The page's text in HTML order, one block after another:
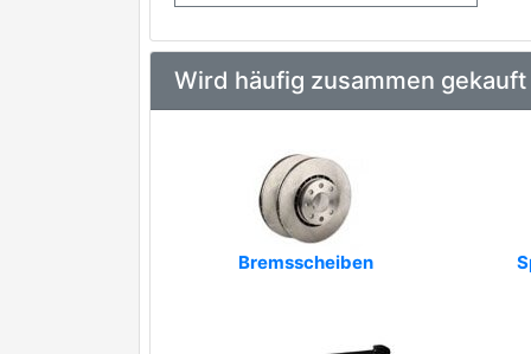
Wird häufig zusammen gekauft
Bremsscheiben